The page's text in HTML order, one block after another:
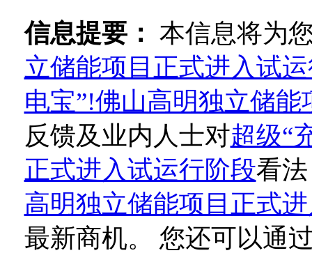
信息提要： 本信息将为
立储能项目正式进入试
电宝”!佛山高明独立储
反馈及业内人士对超级“
正式进入试运行阶段看
高明独立储能项目正式
最新商机。 您还可以通